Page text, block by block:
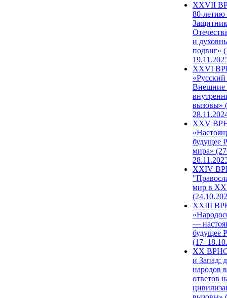
ХХVII
80-
и
подвиг»
XXVI
Внешние
вызовы»
XXV
будущее
мира»
XXIV
мир в
XXIII
—
будущее
XX ВРНС
и Запад:
народов
ответов